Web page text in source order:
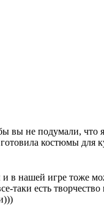
вы не подумали, что
костюмы для
в нашей игре тоже
таки есть